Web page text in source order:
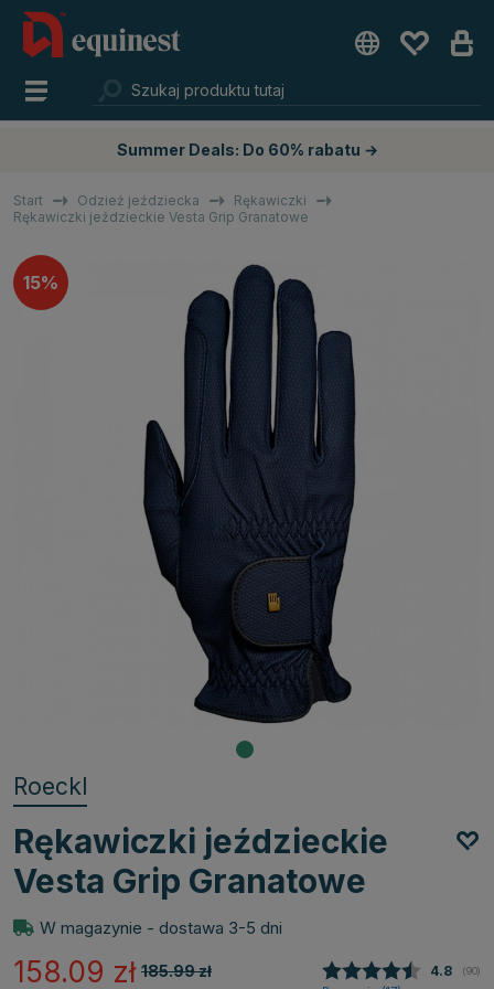
Summer Deals: Do 60% rabatu →
Start Odzież jeździecka
Rękawiczki
Rękawiczki jeździeckie Vesta Grip Granatowe
15%
Roeckl
Rękawiczki jeździeckie
Vesta Grip Granatowe
W magazynie - dostawa 3-5 dni
185.99zł
158.09 zł Średnia
4.8 (90)